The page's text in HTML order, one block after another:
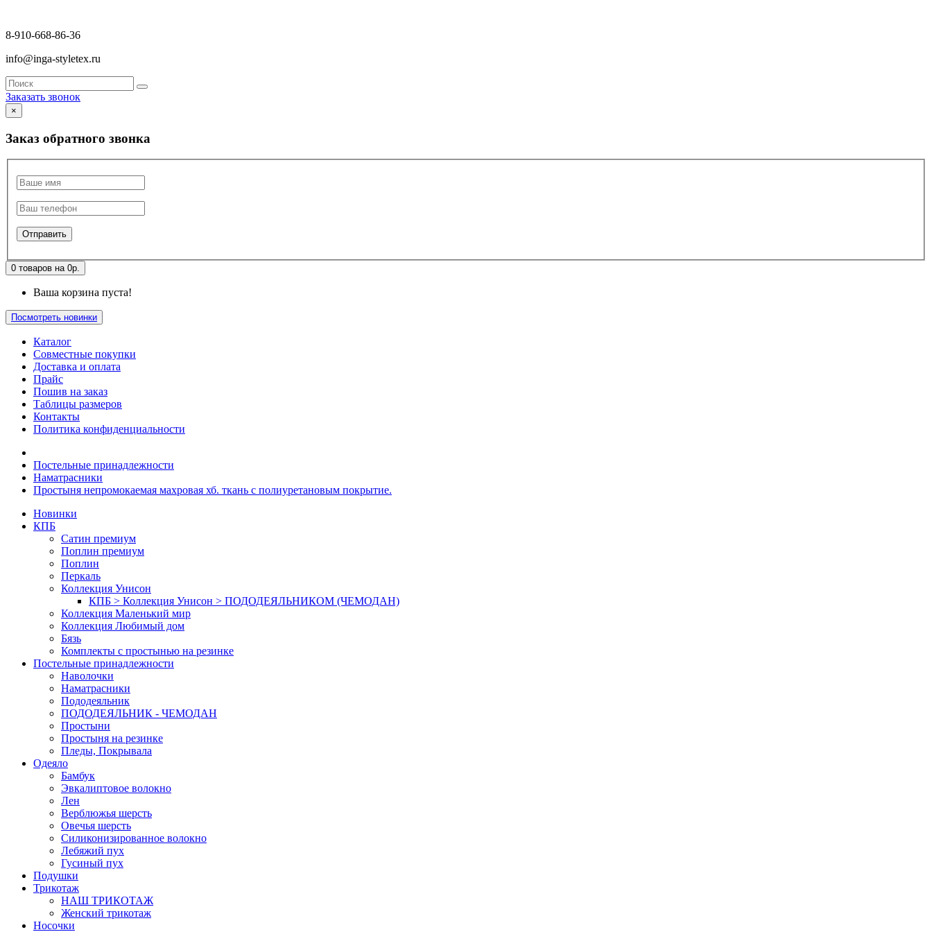
8-910-668-86-36
info@inga-styletex.ru
Заказать звонок
×
Заказ обратного звонка
0 товаров на 0р.
Ваша корзина пуста!
Посмотреть новинки
Каталог
Совместные покупки
Доставка и оплата
Прайс
Пошив на заказ
Таблицы размеров
Контакты
Политика конфиденциальности
Постельные принадлежности
Наматрасники
Простыня непромокаемая махровая хб. ткань с полиуретановым покрытие.
Новинки
КПБ
Сатин премиум
Поплин премиум
Поплин
Перкаль
Коллекция Унисон
КПБ > Коллекция Унисон > ПОДОДЕЯЛЬНИКОМ (ЧЕМОДАН)
Коллекция Маленький мир
Коллекция Любимый дом
Бязь
Комплекты с простынью на резинке
Постельные принадлежности
Наволочки
Наматрасники
Пододеяльник
ПОДОДЕЯЛЬНИК - ЧЕМОДАН
Простыни
Простыня на резинке
Пледы, Покрывала
Одеяло
Бамбук
Эвкалиптовое волокно
Лен
Верблюжья шерсть
Овечья шерсть
Силиконизированное волокно
Лебяжий пух
Гусиный пух
Подушки
Трикотаж
НАШ ТРИКОТАЖ
Женский трикотаж
Носочки